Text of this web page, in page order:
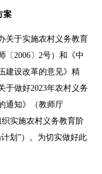
案
关于实施农村义务教育
〔2006〕2号）和《中
建设改革的意见》精
于做好2023年农村义务
通知》（教师厅
织实施农村义务教育阶
划”）。为切实做好此